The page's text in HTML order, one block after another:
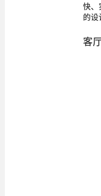
快、
的设
客